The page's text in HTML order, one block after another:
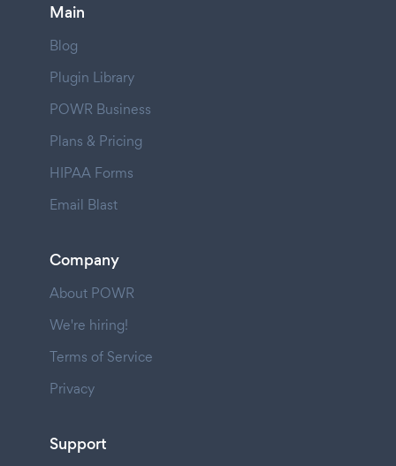
Main
Blog
Plugin Library
POWR Business
Plans & Pricing
HIPAA Forms
Email Blast
Company
About POWR
We're hiring!
Terms of Service
Privacy
Support